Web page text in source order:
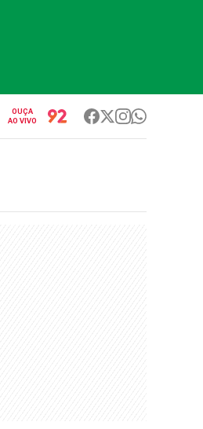
OUÇA
AO VIVO